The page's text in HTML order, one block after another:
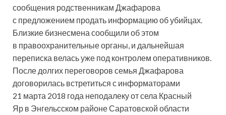
сообщения родственникам Джафарова
с предложением продать информацию об убийцах.
Близкие бизнесмена сообщили об этом
в правоохранительные органы, и дальнейшая
переписка велась уже под контролем оперативников.
После долгих переговоров семья Джафарова
договорилась встретиться с информаторами
21 марта 2018 года неподалеку от села Красный
Яр в Энгельсском районе Саратовской области